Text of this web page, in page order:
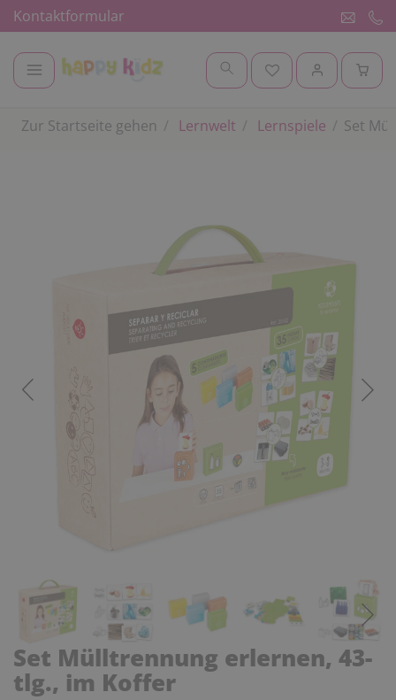
Kontaktformular
Zur Startseite gehen Lernwelt Lernspiele Set
Set Mülltrennung erlernen, 43-
tlg., im Koffer